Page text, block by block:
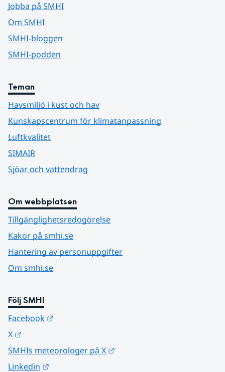
Jobba på SMHI
Om SMHI
SMHI-bloggen
SMHI-podden
Teman
Havsmiljö i kust och hav
Kunskapscentrum för klimatanpassning
Luftkvalitet
SIMAIR
Sjöar och vattendrag
Om webbplatsen
Tillgänglighetsredogörelse
Kakor på smhi.se
Hantering av personuppgifter
Om smhi.se
Följ SMHI
Facebook
X
SMHIs meteorologer på X
Linkedin